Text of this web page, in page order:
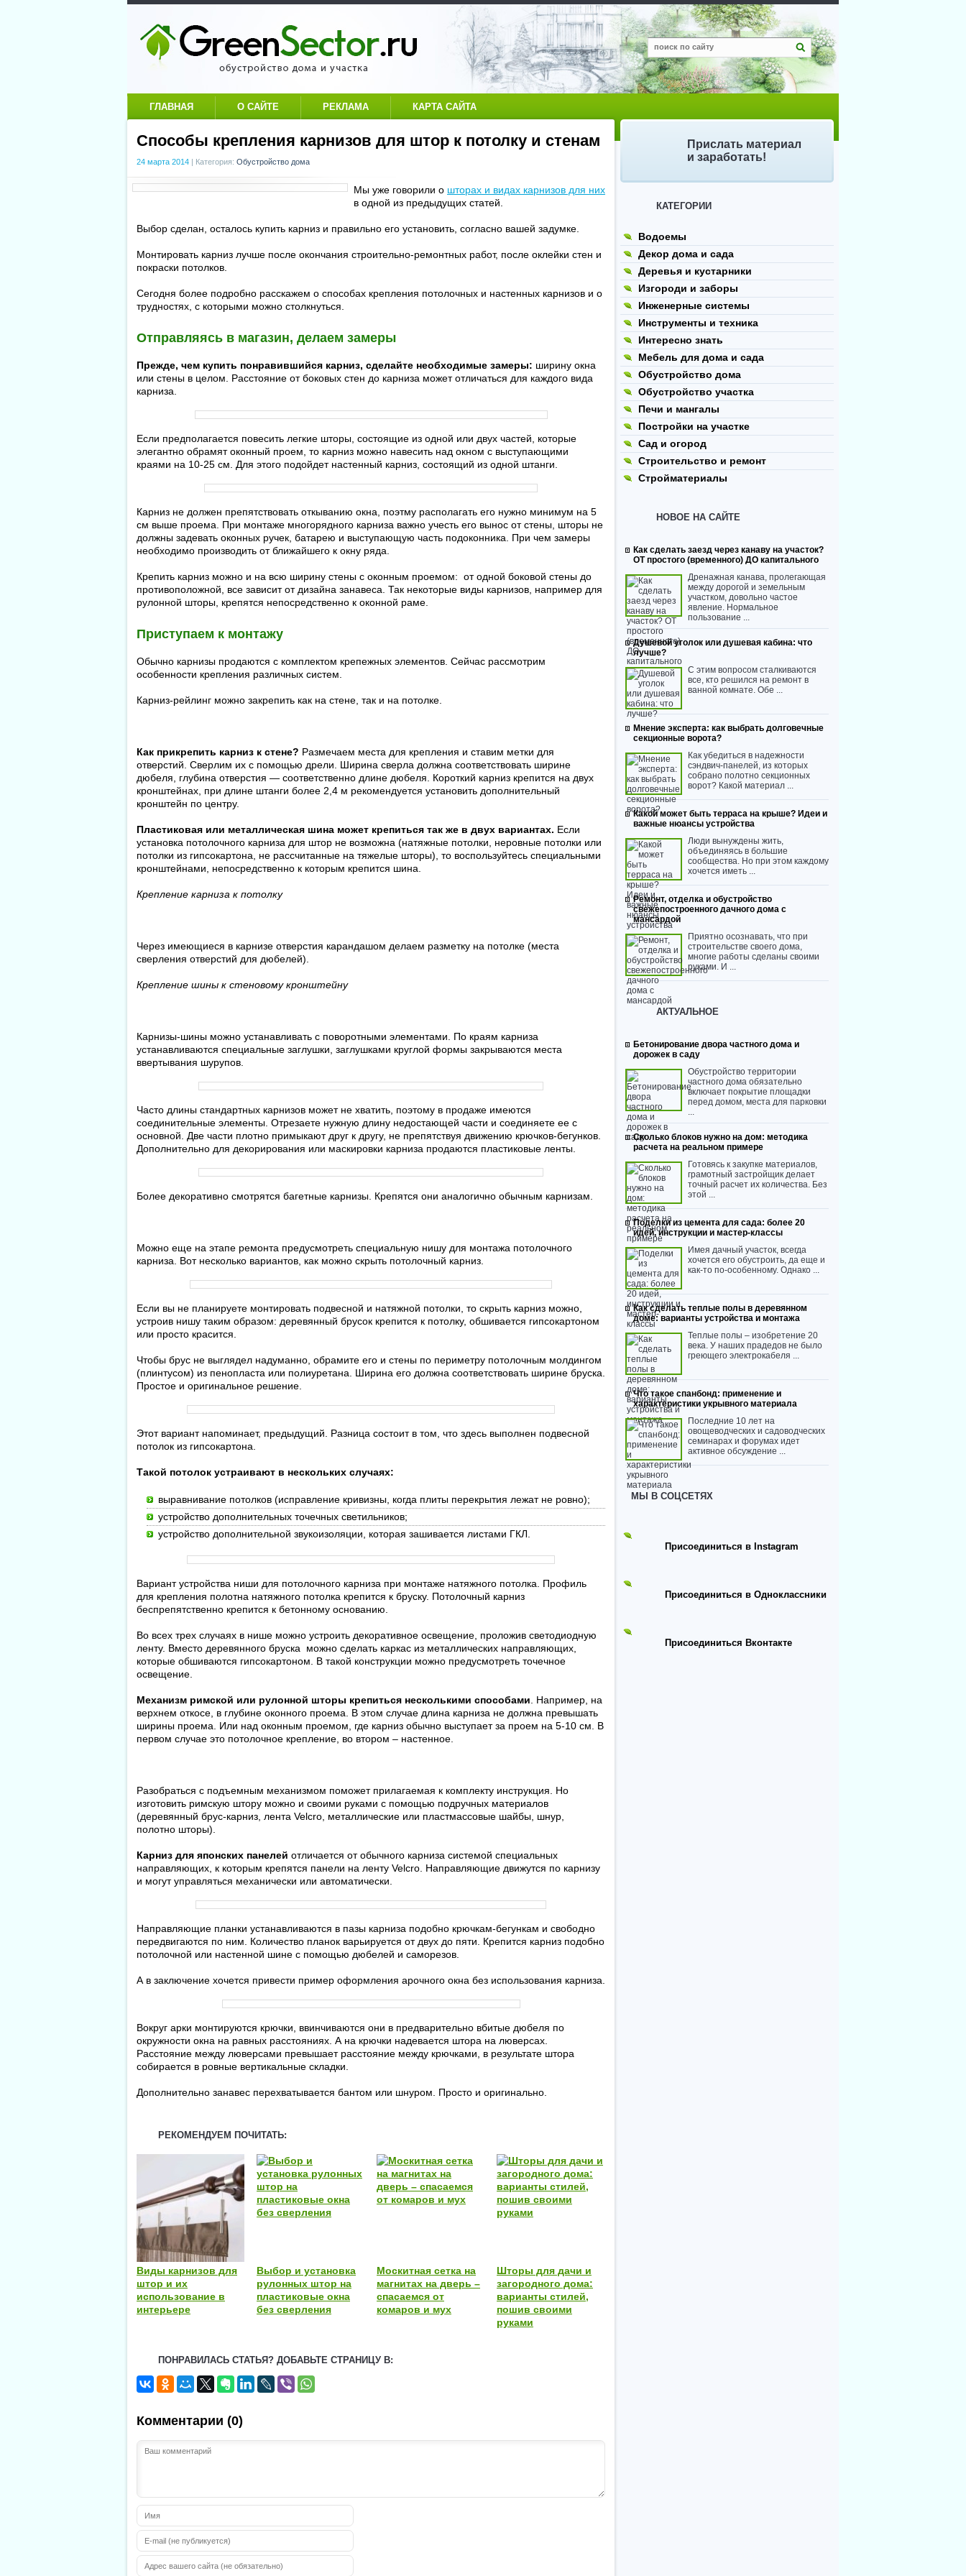
ГЛАВНАЯ О САЙТЕ РЕКЛАМА КАРТА САЙТА
Способы крепления карнизов для штор к потолку и стенам
24 марта 2014 | Категория: Обустройство дома
Мы уже говорили о шторах и видах карнизов для них
в одной из предыдущих статей.
Выбор сделан, осталось купить карниз и правильно его установить, согласно вашей задумке.
Монтировать карниз лучше после окончания строительно-ремонтных работ, после оклейки стен и
покраски потолков.
Сегодня более подробно расскажем о способах крепления потолочных и настенных карнизов и о
трудностях, с которыми можно столкнуться.
Отправляясь в магазин, делаем замеры
Прежде, чем купить понравившийся карниз, сделайте необходимые замеры: ширину окна
или стены в целом. Расстояние от боковых стен до карниза может отличаться для каждого вида
карниза.
Если предполагается повесить легкие шторы, состоящие из одной или двух частей, которые
элегантно обрамят оконный проем, то карниз можно навесить над окном с выступающими
краями на 10-25 см. Для этого подойдет настенный карниз, состоящий из одной штанги.
Карниз не должен препятствовать откыванию окна, поэтму располагать его нужно минимум на 5
см выше проема. При монтаже многорядного карниза важно учесть его вынос от стены, шторы не
должны задевать оконных ручек, батарею и выступающую часть подоконника. При чем замеры
необходимо производить от ближайшего к окну ряда.
Крепить карниз можно и на всю ширину стены с оконным проемом: от одной боковой стены до
противоположной, все зависит от дизайна занавеса. Так некоторые виды карнизов, например для
рулонной шторы, крепятся непосредственно к оконной раме.
Приступаем к монтажу
Обычно карнизы продаются с комплектом крепежных элементов. Сейчас рассмотрим
особенности крепления различных систем.
Карниз-рейлинг можно закрепить как на стене, так и на потолке.
Как прикрепить карниз к стене? Размечаем места для крепления и ставим метки для
отверстий. Сверлим их с помощью дрели. Ширина сверла должна соответствовать ширине
дюбеля, глубина отверстия — соответственно длине дюбеля. Короткий карниз крепится на двух
кронштейнах, при длине штанги более 2,4 м рекомендуется установить дополнительный
кронштейн по центру.
Пластиковая или металлическая шина может крепиться так же в двух вариантах. Если
установка потолочного карниза для штор не возможна (натяжные потолки, неровные потолки или
потолки из гипсокартона, не рассчитанные на тяжелые шторы), то воспользуйтесь специальными
кронштейнами, непосредственно к которым крепится шина.
Крепление карниза к потолку
Через имеющиеся в карнизе отверстия карандашом делаем разметку на потолке (места
сверления отверстий для дюбелей).
Крепление шины к стеновому кронштейну
Карнизы-шины можно устанавливать с поворотными элементами. По краям карниза
устанавливаются специальные заглушки, заглушками круглой формы закрываются места
ввертывания шурупов.
Часто длины стандартных карнизов может не хватить, поэтому в продаже имеются
соединительные элементы. Отрезаете нужную длину недостающей части и соединяете ее с
основной. Две части плотно примыкают друг к другу, не препятствуя движению крючков-бегунков.
Дополнительно для декорирования или маскировки карниза продаются пластиковые ленты.
Более декоративно смотрятся багетные карнизы. Крепятся они аналогично обычным карнизам.
Можно еще на этапе ремонта предусмотреть специальную нишу для монтажа потолочного
карниза. Вот несколько вариантов, как можно скрыть потолочный карниз.
Если вы не планируете монтировать подвесной и натяжной потолки, то скрыть карниз можно,
устроив нишу таким образом: деревянный брусок крепится к потолку, обшивается гипсокартоном
или просто красится.
Чтобы брус не выглядел надуманно, обрамите его и стены по периметру потолочным молдингом
(плинтусом) из пенопласта или полиуретана. Ширина его должна соответствовать ширине бруска.
Простое и оригинальное решение.
Этот вариант напоминает, предыдущий. Разница состоит в том, что здесь выполнен подвесной
потолок из гипсокартона.
Такой потолок устраивают в нескольких случаях:
выравнивание потолков (исправление кривизны, когда плиты перекрытия лежат не ровно);
устройство дополнительных точечных светильников;
устройство дополнительной звукоизоляции, которая зашивается листами ГКЛ.
Вариант устройства ниши для потолочного карниза при монтаже натяжного потолка. Профиль
для крепления полотна натяжного потолка крепится к бруску. Потолочный карниз
беспрепятственно крепится к бетонному основанию.
Во всех трех случаях в нише можно устроить декоративное освещение, проложив светодиодную
ленту. Вместо деревянного бруска можно сделать каркас из металлических направляющих,
которые обшиваются гипсокартоном. В такой конструкции можно предусмотреть точечное
освещение.
Механизм римской или рулонной шторы крепиться несколькими способами . Например, на
верхнем откосе, в глубине оконного проема. В этом случае длина карниза не должна превышать
ширины проема. Или над оконным проемом, где карниз обычно выступает за проем на 5-10 см. В
первом случае это потолочное крепление, во втором – настенное.
Разобраться с подъемным механизмом поможет прилагаемая к комплекту инструкция. Но
изготовить римскую штору можно и своими руками с помощью подручных материалов
(деревянный брус-карниз, лента Velcro, металлические или пластмассовые шайбы, шнур,
полотно шторы).
Карниз для японских панелей отличается от обычного карниза системой специальных
направляющих, к которым крепятся панели на ленту Velcro. Направляющие движутся по карнизу
и могут управляться механически или автоматически.
Направляющие планки устанавливаются в пазы карниза подобно крючкам-бегункам и свободно
передвигаются по ним. Количество планок варьируется от двух до пяти. Крепится карниз подобно
потолочной или настенной шине с помощью дюбелей и саморезов.
А в заключение хочется привести пример оформления арочного окна без использования карниза.
Вокруг арки монтируются крючки, ввинчиваются они в предварительно вбитые дюбеля по
окружности окна на равных расстояниях. А на крючки надевается штора на люверсах.
Расстояние между люверсами превышает расстояние между крючками, в результате штора
собирается в ровные вертикальные складки.
Дополнительно занавес перехватывается бантом или шнуром. Просто и оригинально.
РЕКОМЕНДУЕМ ПОЧИТАТЬ:
Виды карнизов для
штор и их
использование в
интерьере
Выбор и установка
рулонных штор на
пластиковые окна
без сверления
Москитная сетка на
магнитах на дверь –
спасаемся от
комаров и мух
Шторы для дачи и
загородного дома:
варианты стилей,
пошив своими
руками
ПОНРАВИЛАСЬ СТАТЬЯ? ДОБАВЬТЕ СТРАНИЦУ В:
Комментарии (0)
Прислать материал
и заработать!
КАТЕГОРИИ
Водоемы
Декор дома и сада
Деревья и кустарники
Изгороди и заборы
Инженерные системы
Инструменты и техника
Интересно знать
Мебель для дома и сада
Обустройство дома
Обустройство участка
Печи и мангалы
Постройки на участке
Сад и огород
Строительство и ремонт
Стройматериалы
НОВОЕ НА САЙТЕ
Как сделать заезд через канаву на участок?
ОТ простого (временного) ДО капитального
Дренажная канава, пролегающая
между дорогой и земельным
участком, довольно частое
явление. Нормальное
пользование ...
Душевой уголок или душевая кабина: что
лучше?
С этим вопросом сталкиваются
все, кто решился на ремонт в
ванной комнате. Обе ...
Мнение эксперта: как выбрать долговечные
секционные ворота?
Как убедиться в надежности
сэндвич-панелей, из которых
собрано полотно секционных
ворот? Какой материал ...
Какой может быть терраса на крыше? Идеи и
важные нюансы устройства
Люди вынуждены жить,
объединяясь в большие
сообщества. Но при этом каждому
хочется иметь ...
Ремонт, отделка и обустройство
свежепостроенного дачного дома с
мансардой
Приятно осознавать, что при
строительстве своего дома,
многие работы сделаны своими
руками. И ...
АКТУАЛЬНОЕ
Бетонирование двора частного дома и
дорожек в саду
Обустройство территории
частного дома обязательно
включает покрытие площадки
перед домом, места для парковки
...
Сколько блоков нужно на дом: методика
расчета на реальном примере
Готовясь к закупке материалов,
грамотный застройщик делает
точный расчет их количества. Без
этой ...
Поделки из цемента для сада: более 20
идей, инструкции и мастер-классы
Имея дачный участок, всегда
хочется его обустроить, да еще и
как-то по-особенному. Однако ...
Как сделать теплые полы в деревянном
доме: варианты устройства и монтажа
Теплые полы – изобретение 20
века. У наших прадедов не было
греющего электрокабеля ...
Что такое спанбонд: применение и
характеристики укрывного материала
Последние 10 лет на
овощеводческих и садоводческих
семинарах и форумах идет
активное обсуждение ...
МЫ В СОЦСЕТЯХ
Присоединиться в Instagram
Присоединиться в Одноклассники
Присоединиться Вконтакте